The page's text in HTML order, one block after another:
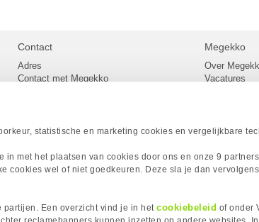
statistische en marketing cookies en vergelijkbare
in met het plaatsen van cookies door ons en onze 9
cookies wel of niet goedkeuren. Deze sla je dan
partijen. Een overzicht vind je in hetcookiebeleid of onder
Contact
Adres
Contact met Megekko
Megekko
Over
Vacatures
Sitemap
Acties
Megekko
Megekko
Megekko